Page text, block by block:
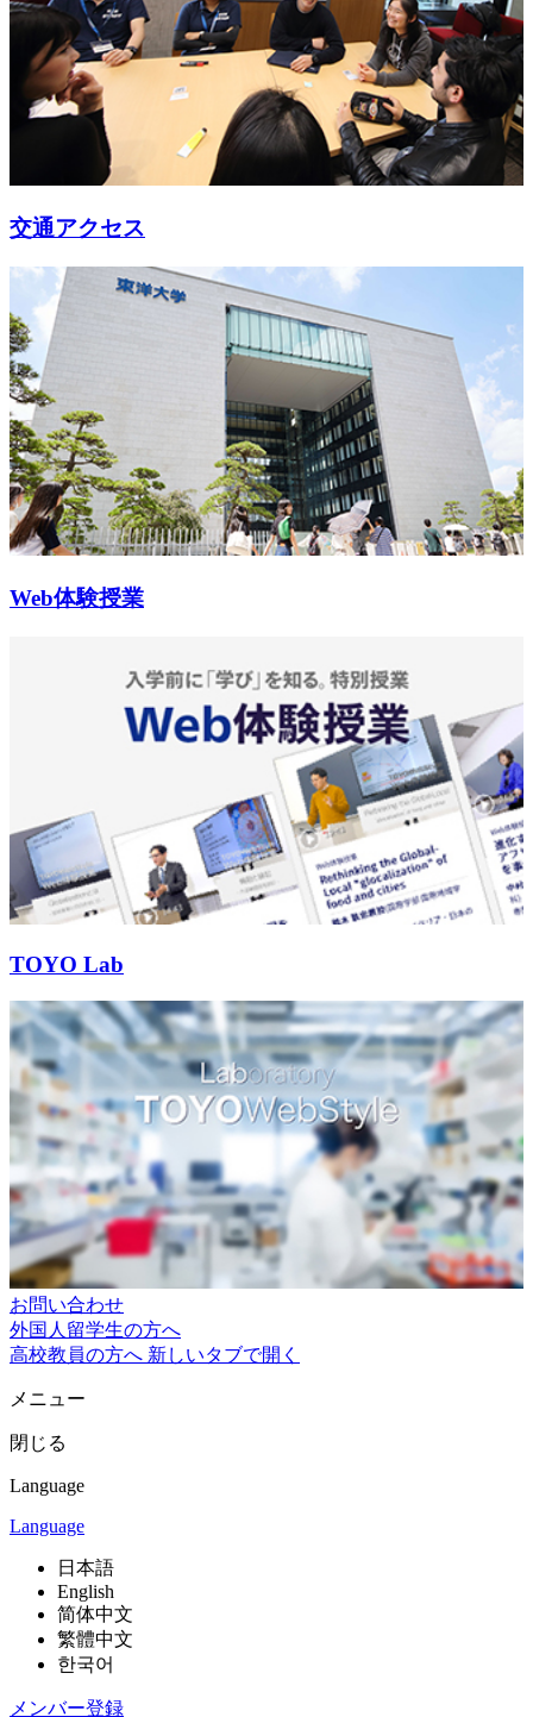
交通アクセス
Web体験授業
TOYO Lab
お問い合わせ
外国人留学生の方へ
高校教員の方へ 新しいタブで開く
メニュー
閉じる
Language
Language
日本語
English
简体中文
繁體中文
한국어
メンバー登録